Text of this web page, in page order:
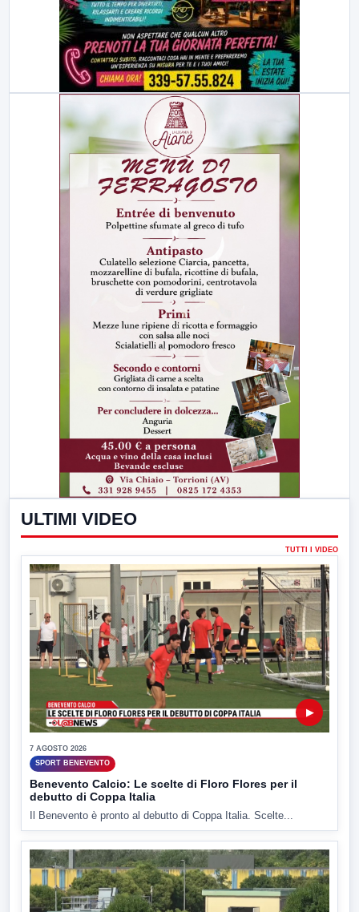
ULTIMI VIDEO
TUTTI I VIDEO
▶
7 AGOSTO 2026
SPORT BENEVENTO
Benevento Calcio: Le scelte di Floro Flores per il
debutto di Coppa Italia
Il Benevento è pronto al debutto di Coppa Italia. Scelte...